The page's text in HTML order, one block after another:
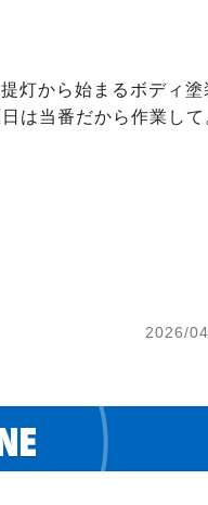
灯から始まるボディ塗
は当番だから作業し
2026/